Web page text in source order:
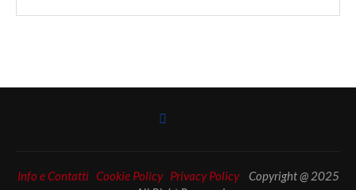
Info e Contatti Cookie Policy Privacy PolicyCopyright @ 2025